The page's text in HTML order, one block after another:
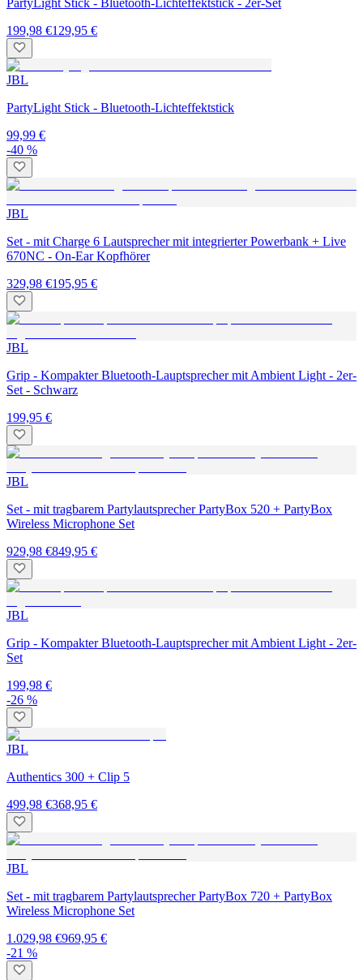
199,98 €129,95 €
JBL
PartyLight Stick - Bluetooth-Lichteffektstick
99,99 €
-40 %
JBL
Set - mit Charge 6 Lautsprecher mit integrierter Powerbank + Live
670NC - On-Ear Kopfhörer
329,98 €195,95 €
JBL
Grip - Kompakter Bluetooth-Lauptsprecher mit Ambient Light - 2er-
Set - Schwarz
199,95 €
JBL
Set - mit tragbarem Partylautsprecher PartyBox 520 + PartyBox
Wireless Microphone Set
929,98 €849,95 €
JBL
Grip - Kompakter Bluetooth-Lauptsprecher mit Ambient Light - 2er-
Set
199,98 €
-26 %
JBL
Authentics 300 + Clip 5
499,98 €368,95 €
JBL
Set - mit tragbarem Partylautsprecher PartyBox 720 + PartyBox
Wireless Microphone Set
1.029,98 €969,95 €
-21 %